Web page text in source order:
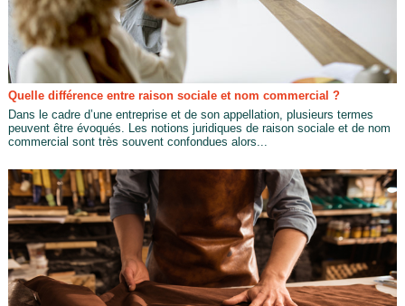
Quelle différence entre raison sociale et nom commercial ?
Dans le cadre d’une entreprise et de son appellation, plusieurs termes
peuvent être évoqués. Les notions juridiques de raison sociale et de nom
commercial sont très souvent confondues alors...